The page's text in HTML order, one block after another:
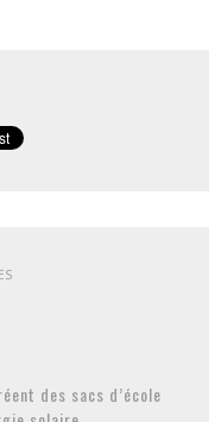
des sacs d’école